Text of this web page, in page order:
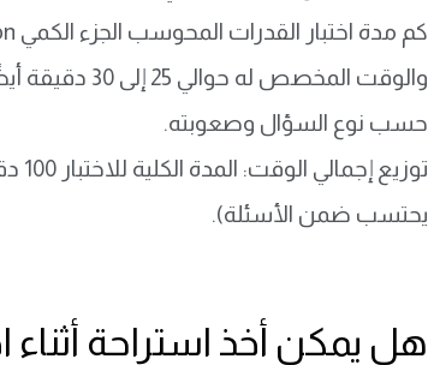
كم مدة اختبار القدرات المحوسب
حسب نوع السؤال وصعوبته.
يحتسب ضمن الأسئلة).
هل يمكن أخذ استراحة أثناء